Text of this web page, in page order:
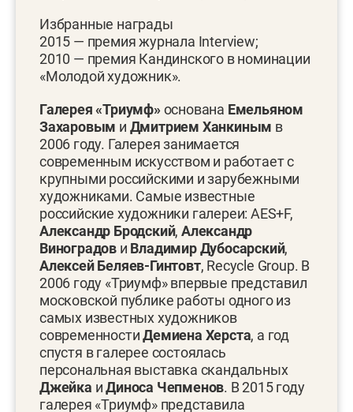
Избранные награды
2015 — премия журнала Interview;
2010 — премия Кандинского в номинации
«Молодой художник».
Галерея «Триумф»основана Емельяном
Захаровым и Дмитрием Ханкиным в
2006 году. Галерея занимается
современным искусством и работает с
крупными российскими и зарубежными
художниками. Самые известные
российские художники галереи: AES+F,
Александр Бродский,Александр
Виноградов и ВладимирДубосарский,
Алексей Беляев-Гинтовт, Recycle Group. В
2006 году «Триумф» впервые представил
московской публике работы одного из
самых известных художников
современностиДемиена Херста, а год
спустя в галерее состоялась
персональная выставка скандальных
Джейка иДиноса Чепменов. В 2015 году
галерея «Триумф» представила